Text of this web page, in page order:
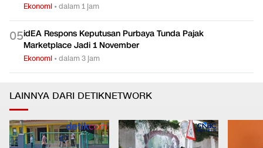
Ekonomi •dalam 1 jam
05idEA Respons Keputusan Purbaya Tunda Pajak
Marketplace Jadi 1 November
Ekonomi •dalam 3 jam
LAINNYA DARI DETIKNETWORK